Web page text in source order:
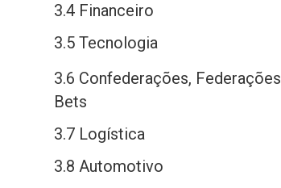
3.4 Financeiro
3.5 Tecnologia
3.6 Confederações, Federações
Bets
3.7 Logística
3.8 Automotivo